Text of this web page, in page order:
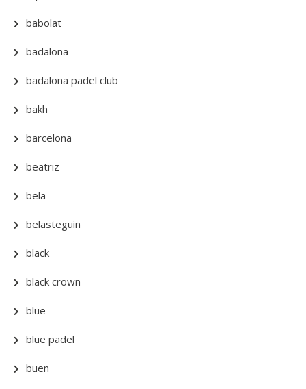
babolat
badalona
badalona padel club
bakh
barcelona
beatriz
bela
belasteguin
black
black crown
blue
blue padel
buen